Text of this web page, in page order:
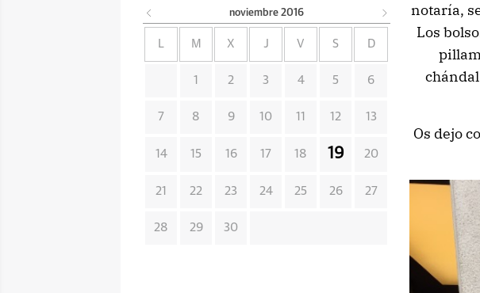
notaría,
Los
Os dejo
noviembre 2016
L M X J V S D
1 2 3 4 5 6
7 8 9 10 11 12 13
14 15 16 17 18 19 20
21 22 23 24 25 26 27
28 29 30